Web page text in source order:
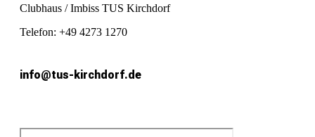
Clubhaus / Imbiss TUS Kirchdorf
Telefon: +49 4273 1270
info@tus-kirchdorf.de